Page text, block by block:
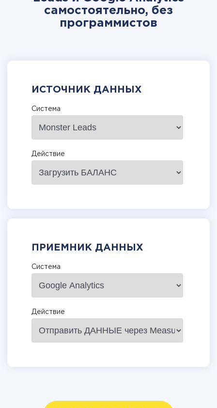
самостоятельно, без
программистов
ИСТОЧНИК ДАННЫХ
Система
Действие
ПРИЕМНИК ДАННЫХ
Система
Действие